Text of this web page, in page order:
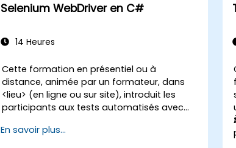
Selenium WebDriver en C#
14 Heures
Cette formation en présentiel ou à
distance, animée par un formateur, dans
<lieu> (en ligne ou sur site), introduit les
participants aux tests automatisés avec
Studio. Si vous n'avez pas d'expérience en
En savoir plus...